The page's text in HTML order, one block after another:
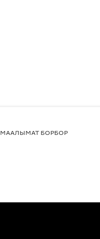
МААЛЫМАТ БОРБОР